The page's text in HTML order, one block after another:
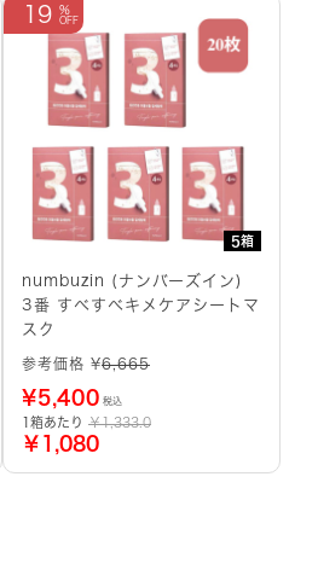
5箱
19
numbuzin (ナンバーズイン)
3番 すべすべキメケアシートマ
スク
参考価格 ¥6,665
¥5,400 税込
1箱あたり ￥1,333.0
￥1,080